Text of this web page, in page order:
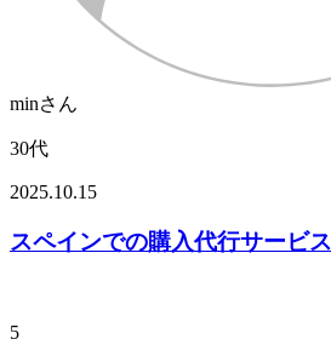
minさん
30代
2025.10.15
スペインでの購入代行サービス
5